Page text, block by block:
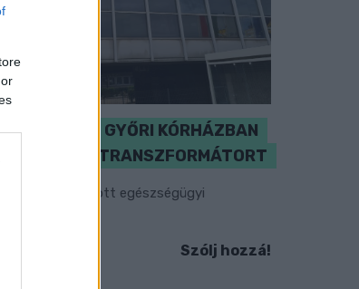
A GYŐRI KÓRHÁZBAN
TRANSZFORMÁTORT
az elhalasztott egészségügyi
Szólj hozzá!